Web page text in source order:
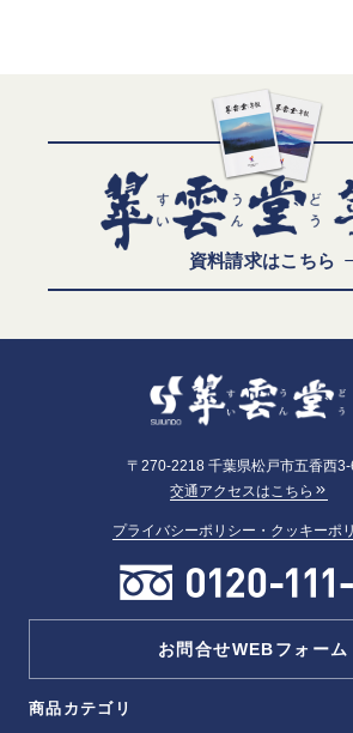
資料請求はこちら
〒270-2218 千葉県松戸市五香西3-
交通アクセスはこちら
プライバシーポリシー・クッキーポ
お問合せWEBフォーム
商品カテゴリ